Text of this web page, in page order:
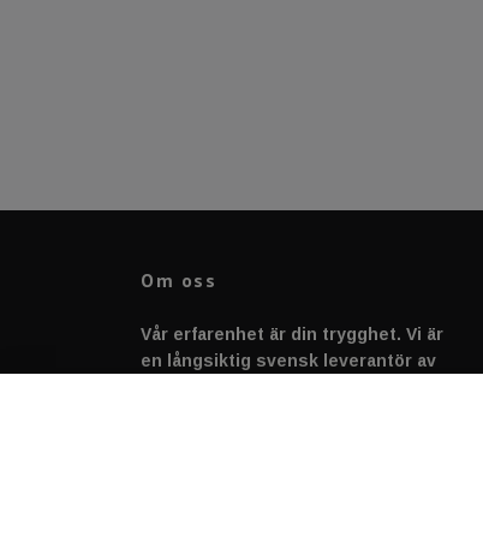
Om oss
Vår erfarenhet är din trygghet. Vi är
en långsiktig svensk leverantör av